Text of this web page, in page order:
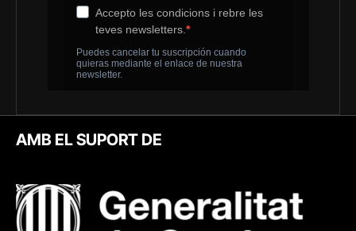
AMB EL SUPORT DE